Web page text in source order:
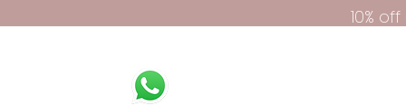
10%